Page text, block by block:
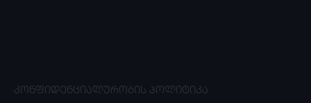
ᲙᲝᲜᲤᲘᲓᲔᲜᲪᲘᲐᲚᲣᲠᲝᲑᲘᲡ ᲞᲝᲚᲘᲢᲘᲙᲐ